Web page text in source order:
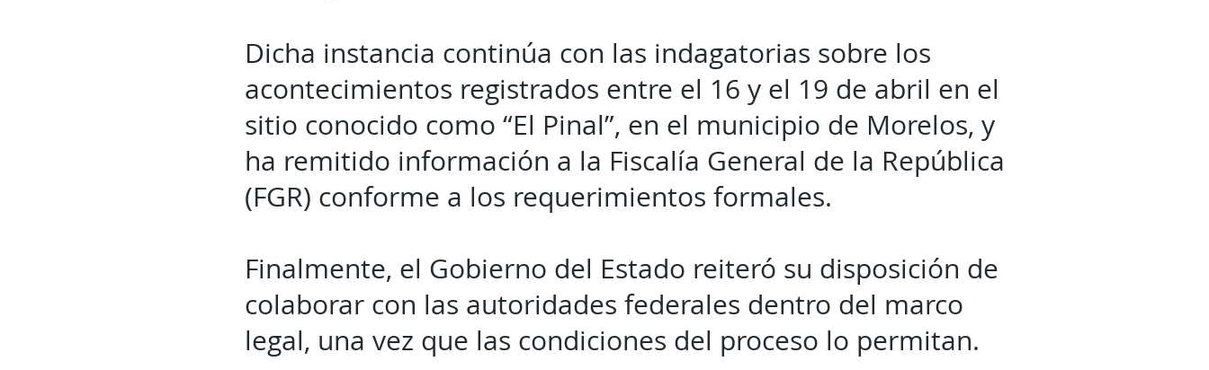
Dicha instancia continúa con las indagatorias sobre los
acontecimientos registrados entre el 16 y el 19 de abril en el
sitio conocido como “El Pinal”, en el municipio de Morelos, y
ha remitido información a la Fiscalía General de la República
(FGR) conforme a los requerimientos formales.
Finalmente, el Gobierno del Estado reiteró su disposición de
colaborar con las autoridades federales dentro del marco
legal, una vez que las condiciones del proceso lo permitan.